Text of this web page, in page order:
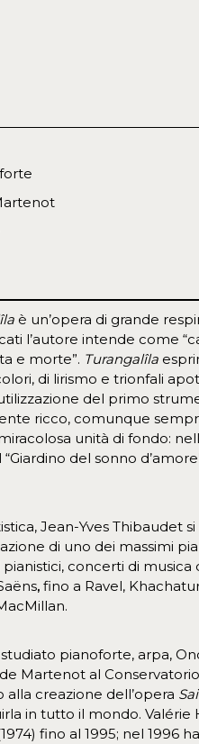
è un’opera di grande
l’autore intende come
e morte”. Turangalîla
di lirismo e trionfali
del primo
ricco, comunque
unità di fondo:
del sonno
Jean-Yves Thibaudet
di uno dei massimi
concerti di
, fino a Ravel,
pianoforte, arpa,
Martenot al
creazione dell’opera
in tutto il mondo.
fino al 1995; nel 1996